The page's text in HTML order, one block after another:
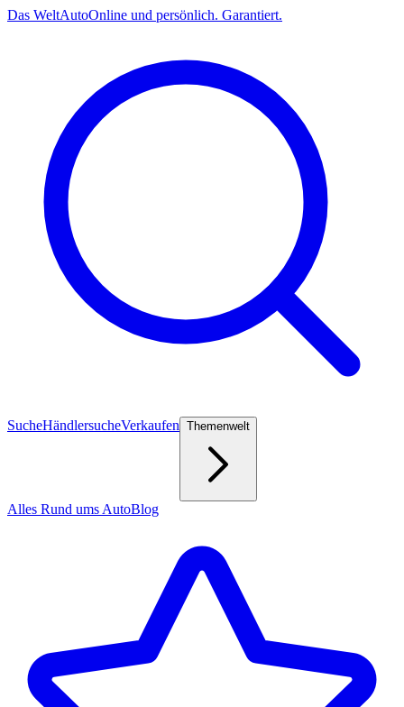
Das WeltAutoOnline und persönlich. Garantiert.
SucheHändlersucheVerkaufen Themenwelt
Alles Rund ums AutoBlog